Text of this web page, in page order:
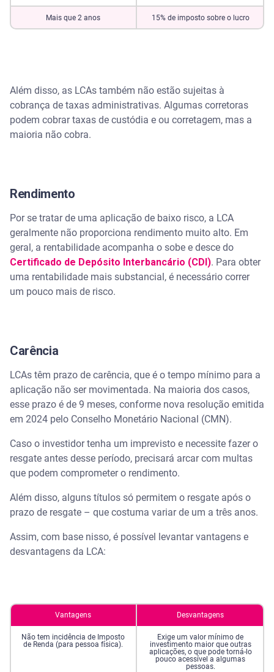
Mais que 2 anos 15% de imposto sobre o lucro
Além disso, as LCAs também não estão sujeitas à
cobrança de taxas administrativas. Algumas corretoras
podem cobrar taxas de custódia e ou corretagem, mas a
maioria não cobra.
Rendimento
Por se tratar de uma aplicação de baixo risco, a LCA
geralmente não proporciona rendimento muito alto. Em
geral, a rentabilidade acompanha o sobe e desce do
Certificado de Depósito Interbancário (CDI). Para obter
uma rentabilidade mais substancial, é necessário correr
um pouco mais de risco.
Carência
LCAs têm prazo de carência, que é o tempo mínimo para a
aplicação não ser movimentada. Na maioria dos casos,
esse prazo é de 9 meses, conforme nova resolução emitida
em 2024 pelo Conselho Monetário Nacional (CMN).
Caso o investidor tenha um imprevisto e necessite fazer o
resgate antes desse período, precisará arcar com multas
que podem comprometer o rendimento.
Além disso, alguns títulos só permitem o resgate após o
prazo de resgate – que costuma variar de um a três anos.
Assim, com base nisso, é possível levantar vantagens e
desvantagens da LCA:
Vantagens Desvantagens
Não tem incidência de Imposto
de Renda (para pessoa física).
Exige um valor mínimo de
investimento maior que outras
aplicações, o que pode torná-lo
pouco acessível a algumas
pessoas.